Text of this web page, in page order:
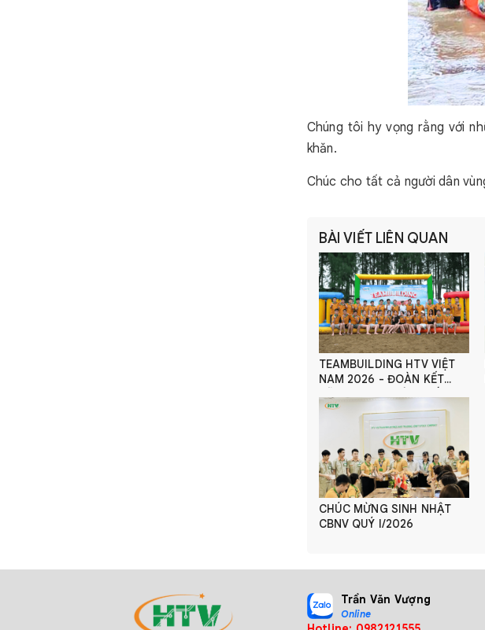
Chúng tôi hy vọng rằng với
khăn.
Chúc cho tất cả người dân
BÀI VIẾT LIÊN QUAN
TEAMBUILDING HTV VIỆT
NAM 2026 - ĐOÀN KẾT
VỮNG MẠNH, BỨT PHÁ
VƯƠN XA
CHÚC MỪNG SINH NHẬT
CBNV QUÝ I/2026
Trần Văn Vượng
Online